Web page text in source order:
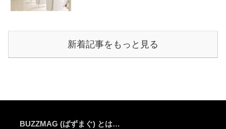
新着記事をもっと見る
BUZZMAG (ばずまぐ) とは…